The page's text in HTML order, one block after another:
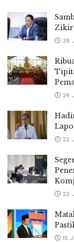
Zikir
28
24
22
22
15